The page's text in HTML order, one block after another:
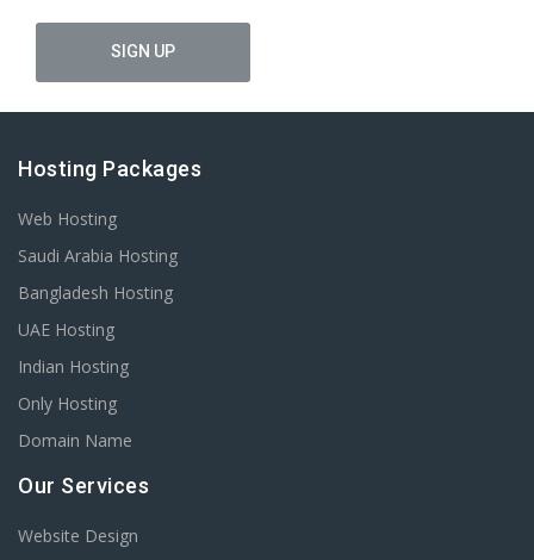
Hosting Packages
Web Hosting
Saudi Arabia Hosting
Bangladesh Hosting
UAE Hosting
Indian Hosting
Only Hosting
Domain Name
Our Services
Website Design